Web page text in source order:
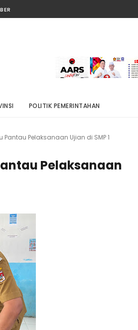
POLITIK PEMERINTAHAN
Pelaksanaan Ujian di SMP 1
Pelaksanaan